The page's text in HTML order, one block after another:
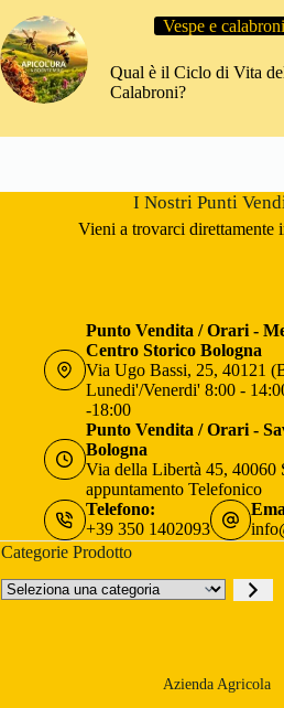
Vespe e calabroni
Qual è il Ciclo di Vita
Calabroni?
I Nostri Punti
Vieni a trovarci direttamente
Punto Vendita / Orari -
Centro Storico Bologna
Via Ugo Bassi, 25, 40121
Lunedi'/Venerdi' 8:00 -
-18:00
Punto Vendita / Orari -
Bologna
Via della Libertà 45, 40060
appuntamento Telefonico
Telefono:
+39 350 1402093
Categorie Prodotto
Seleziona
una
Azienda Agricola